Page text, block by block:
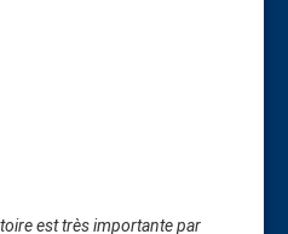
est très importante par